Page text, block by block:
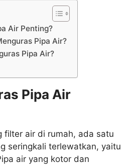
Air Penting?
Pipa Air?
Pipa Air?
Pipa Air
filter air di rumah, ada satu
seringkali terlewatkan, yaitu
air yang kotor dan